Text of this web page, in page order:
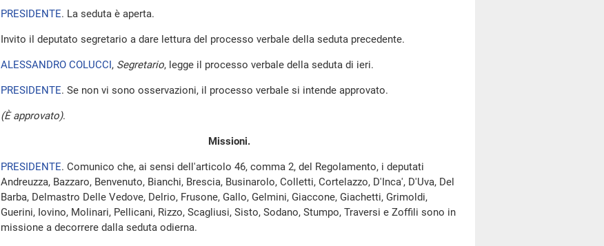
PRESIDENTE. La seduta è aperta.
Invito il deputato segretario a dare lettura del processo verbale della seduta precedente.
ALESSANDRO COLUCCI, Segretario, legge il processo verbale della seduta di ieri.
PRESIDENTE. Se non vi sono osservazioni, il processo verbale si intende approvato.
(È approvato).
Missioni.
PRESIDENTE. Comunico che, ai sensi dell'articolo 46, comma 2, del Regolamento, i deputati
Andreuzza, Bazzaro, Benvenuto, Bianchi, Brescia, Businarolo, Colletti, Cortelazzo, D'Inca', D'Uva, Del
Barba, Delmastro Delle Vedove, Delrio, Frusone, Gallo, Gelmini, Giaccone, Giachetti, Grimoldi,
Guerini, Iovino, Molinari, Pellicani, Rizzo, Scagliusi, Sisto, Sodano, Stumpo, Traversi e Zoffili sono in
missione a decorrere dalla seduta odierna.